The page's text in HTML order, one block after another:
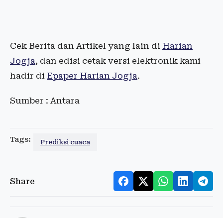
Cek Berita dan Artikel yang lain di Harian
Jogja, dan edisi cetak versi elektronik kami
hadir di Epaper Harian Jogja.
Sumber : Antara
Tags: Prediksi cuaca
Share